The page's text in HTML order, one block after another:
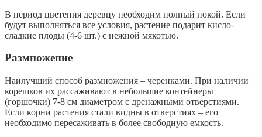
В период цветения деревцу необходим полный покой. Если
будут выполняться все условия, растение подарит кисло-
сладкие плоды (4-6 шт.) с нежной мякотью.
Размножение
Наилучший способ размножения – черенками. При наличии
корешков их рассаживают в небольшие контейнеры
(горшочки) 7-8 см диаметром с дренажными отверстиями.
Если корни растения стали видны в отверстиях – его
необходимо пересаживать в более свободную емкость.